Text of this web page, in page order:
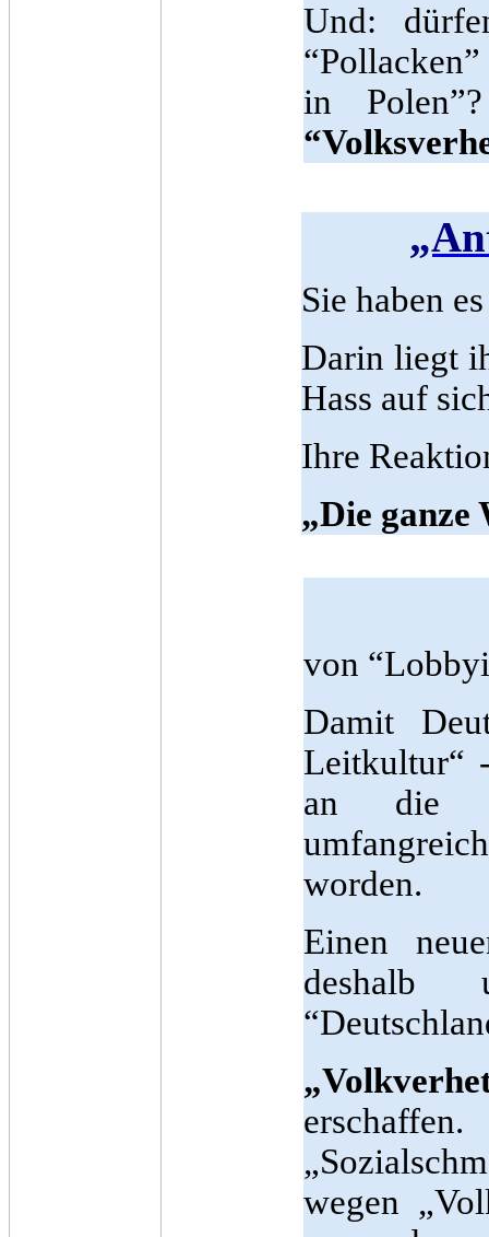
Und:
in
Sie haben
Darin liegt
Hass auf
Ihre
„Die ganze
von
Damit
Leitkultur“
an die
worden.
Einen
deshalb
wegen